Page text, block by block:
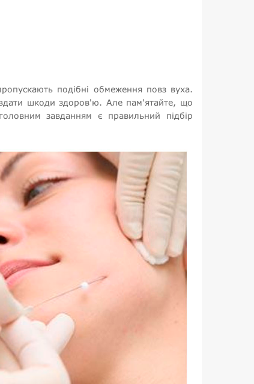
подібні обмеження повз вуха.
шкоди здоров'ю. Але пам'ятайте, що
завданням є правильний підбір